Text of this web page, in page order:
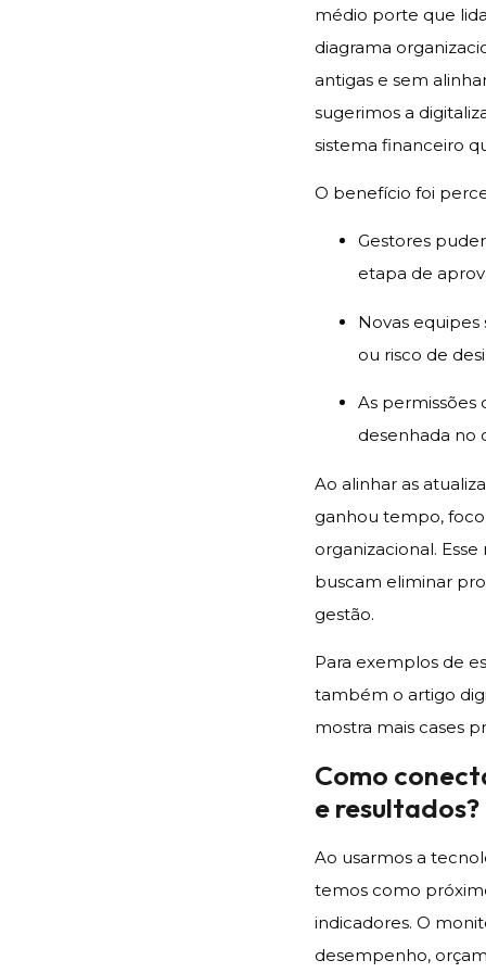
médio porte que
diagrama
antigas e sem
sugerimos a
sistema financeiro
O benefício foi
Gestores
etapa de
Novas
ou risco de
As permissões
desenhada no
Ao alinhar as
ganhou tempo,
organizacional.
buscam eliminar
gestão.
Para exemplos de
também o artigo
mostra mais cases
Como
e resultados?
Ao usarmos a
temos como
indicadores. O
desempenho,